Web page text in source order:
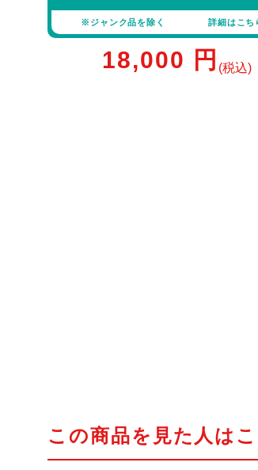
※ジャンク品を除く 詳細はこち
18,000 円 (税込)
この商品を見た人は